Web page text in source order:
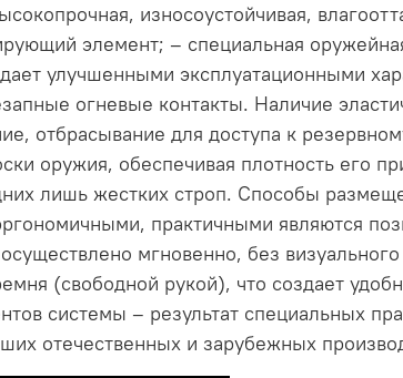
износоустойчивая,
элемент; – специальная
улучшенными эксплуатационными
огневые контакты. Наличие
отбрасывание для доступа к
оружия, обеспечивая плотность его
лишь жестких строп. Способы
практичными являются
мгновенно, без
(свободной рукой), что создает
системы – результат специальных
отечественных и зарубежных